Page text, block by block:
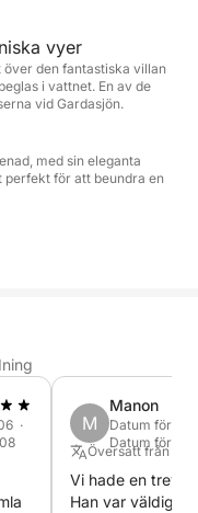
Vi beundrar den
Vittoriale degli
San Vigilio, ett
och
dessa platser.
uppfriskande
perfekta tillfället
lugn. Ombord
En komplett
avkoppling,
vyer
över den fantastiska villan
i vattnet. En av de
vid Gardasjön.
med sin eleganta
för att beundra en
·
M
Manon
Datum för
Datum för
Översatt från
Vi hade en
Han var väldigt